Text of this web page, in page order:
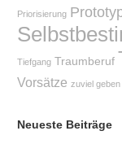
Priorisierung
Tiefgang Traumberuf
Vorsätze zuviel geben
Neueste Beiträge